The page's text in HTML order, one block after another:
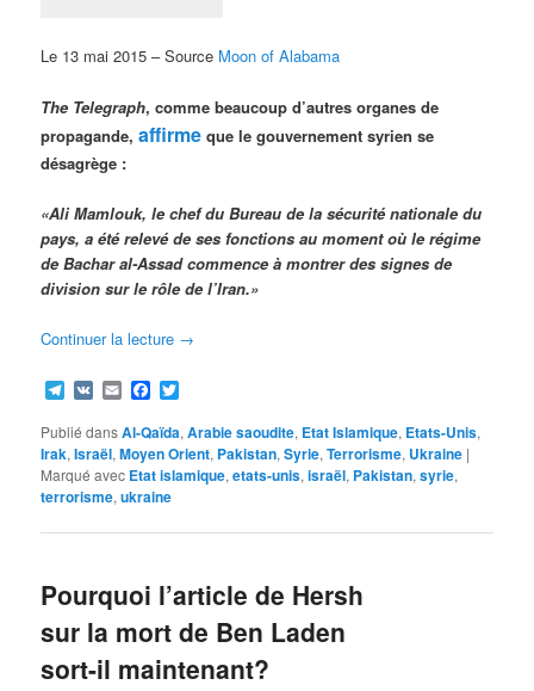
Le 13 mai 2015 – Source Moon of Alabama
The Telegraph, comme beaucoup d’autres organes de
propagande,affirme que le gouvernement syrien se
désagrège :
«Ali Mamlouk, le chef du Bureau de la sécurité nationale du
pays, a été relevé de ses fonctions au moment où le régime
de Bachar al-Assad commence à montrer des signes de
division sur le rôle de l’Iran.»
Continuer la lecture →
Telegram
VK EmailFacebook
Publié dansAl-Qaïda,Arabie saoudite, Etat Islamique, Etats-Unis,
Irak,Israël,Moyen Orient, Pakistan,Syrie,Terrorisme, Ukraine |
Marqué avec Etat islamique,etats-unis,israël, Pakistan,syrie,
terrorisme,ukraine
Pourquoi l’article de Hersh
sur la mort de Ben Laden
sort-il maintenant?